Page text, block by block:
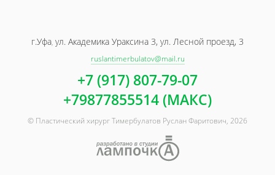
г.Уфа, ул. Академика Ураксина 3, ул. Лесной проезд, 3
ruslantimerbulatov@mail.ru
+7 (917) 807-79-07
+79877855514 (МАКС)
© Пластический хирург Тимербулатов Руслан Фаритович, 2026